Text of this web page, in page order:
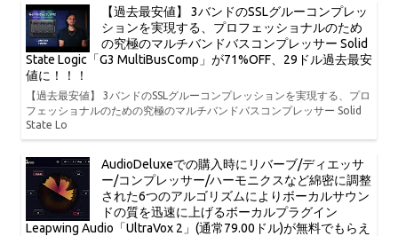
【過去最安値】 3バンドのSSLグルーコンプレッ
ションを実現する、プロフェッショナルのため
の究極のマルチバンドバスコンプレッサー Solid
State Logic「G3 MultiBusComp」が71%OFF、29ドル過去最安
値に！！！
【過去最安値】 3バンドのSSLグルーコンプレッションを実現する、プロ
フェッショナルのための究極のマルチバンドバスコンプレッサー Solid
State Lo
AudioDeluxeでの購入時にリバーブ/ディエッサ
ー/コンプレッサー/ハーモニクスなど綿密に調整
された6つのアルゴリズムによりボーカルサウン
ドの質を迅速に上げるボーカルプラグイン
Leapwing Audio「UltraVox 2」(通常79.00ドル)が無料でもらえ